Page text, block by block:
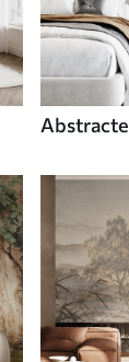
Abstracte